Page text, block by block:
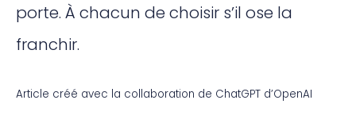
porte. À chacun de choisir s’il ose la
franchir.
Article créé avec la collaboration de ChatGPT d’OpenAI